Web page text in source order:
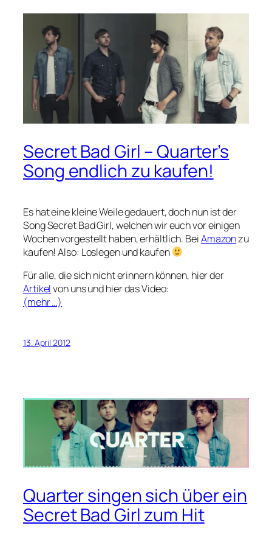
Secret Bad Girl – Quarter’s
Song endlich zu kaufen!
Es hat eine kleine Weile gedauert, doch nun ist der
Song Secret Bad Girl, welchen wir euch vor einigen
Wochen vorgestellt haben, erhältlich. BeiAmazonzu
kaufen! Also: Loslegen und kaufen
Für alle, die sich nicht erinnern können, hier der
Artikelvon uns und hier das Video:
(mehr …)
13. April 2012
Quarter singen sich über ein
Secret Bad Girl zum Hit